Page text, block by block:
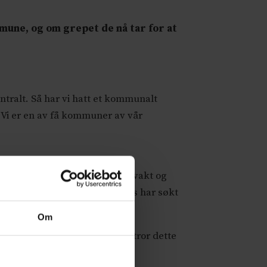
Om
og om grepet de nå tar for at
Så har vi hatt et kommunalt
er en av få kommuner av vår
en stor interkommunal legevakt og
private fastlegene hos oss har søkt
bevilget penger til det. Jeg tror dette